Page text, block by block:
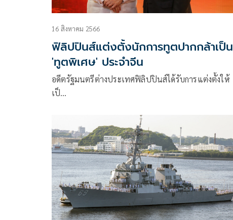
16 สิงหาคม 2566
ฟิลิปปินส์แต่งตั้งนักการทูตปากกล้าเป็น
'ทูตพิเศษ' ประจำจีน
อดีตรัฐมนตรีต่างประเทศฟิลิปปินส์ได้รับการแต่งตั้งให้
เป็…